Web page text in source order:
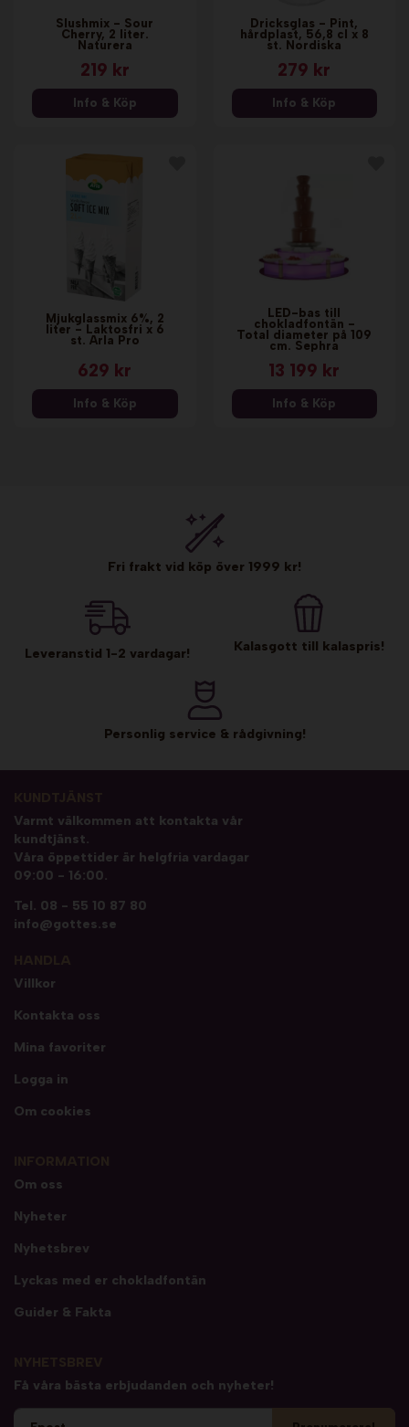
Slushmix - Sour
Cherry, 2 liter.
Naturera
219 kr
Info & Köp
Dricksglas - Pint,
hårdplast, 56,8 cl x 8
st. Nordiska
279 kr
Info & Köp
Mjukglassmix 6%, 2
liter - Laktosfri x 6
st. Arla Pro
629 kr
Info & Köp
LED-bas till
chokladfontän -
Total diameter på 109
cm. Sephra
13 199 kr
Info & Köp
Fri frakt vid köp över 1999 kr!
Leveranstid 1-2 vardagar! Kalasgott till kalaspris!
Personlig service & rådgivning!
Varmt välkommen att kontakta vår
kundtjänst.
Våra öppettider är helgfria vardagar
09:00 - 16:00.
Tel. 08 - 55 10 87 80
info@gottes.se
Villkor
Kontakta oss
Mina favoriter
Logga in
Om cookies
Om oss
Nyheter
Nyhetsbrev
Lyckas med er chokladfontän
Guider & Fakta
Få våra bästa erbjudanden och nyheter!